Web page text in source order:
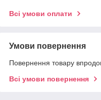
Всі умови оплати
Умови повернення
Повернення товару
Всі умови повернення